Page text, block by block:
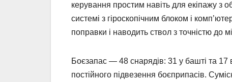
керування простим навіть для екіпажу з
системі з гіроскопічним блоком і
поправки і наводить ствол з точністю до
Боєзапас — 48 снарядів: 31 у башті та 17
постійного підвезення боєприпасів.